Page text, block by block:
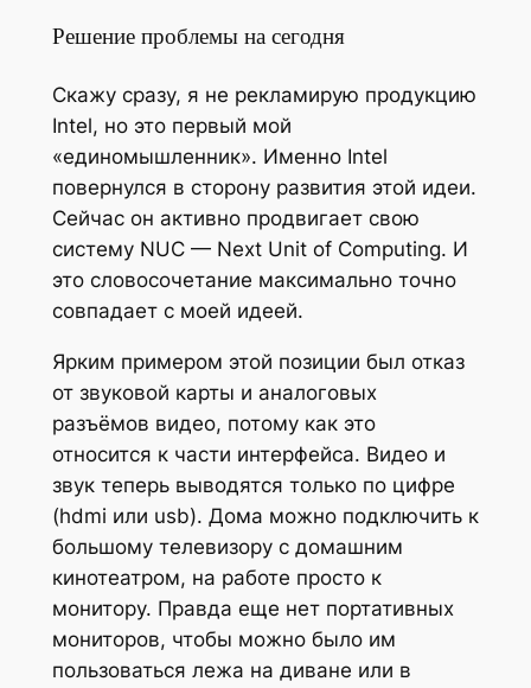
Решение проблемы на сегодня
Скажу сразу, я не рекламирую продукцию
Intel, но это первый мой
«единомышленник». Именно Intel
повернулся в сторону развития этой идеи.
Сейчас он активно продвигает свою
систему NUC — Next Unit of Computing. И
это словосочетание максимально точно
совпадает с моей идеей.
Ярким примером этой позиции был отказ
от звуковой карты и аналоговых
разъёмов видео, потому как это
относится к части интерфейса. Видео и
звук теперь выводятся только по цифре
(hdmi или usb). Дома можно подключить к
большому телевизору с домашним
кинотеатром, на работе просто к
монитору. Правда еще нет портативных
мониторов, чтобы можно было им
пользоваться лежа на диване или в